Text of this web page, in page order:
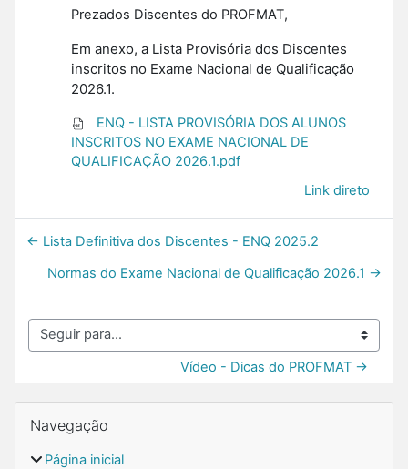
Prezados Discentes do PROFMAT,
Em anexo, a Lista Provisória dos Discentes
inscritos no Exame Nacional de Qualificação
2026.1.
ENQ - LISTA PROVISÓRIA DOS ALUNOS
INSCRITOS NO EXAME NACIONAL DE
QUALIFICAÇÃO 2026.1.pdf
Link direto
← Lista Definitiva dos Discentes - ENQ 2025.2
Normas do Exame Nacional de Qualificação 2026.1 →
Seguir para...
Vídeo - Dicas do PROFMAT →
Blocos
Navegação
Página inicial